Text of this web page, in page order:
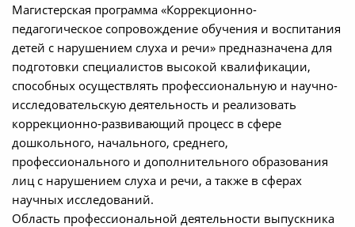
Магистерская программа «Коррекционно-
педагогическое сопровождение обучения и воспитания
детей с нарушением слуха и речи» предназначена для
подготовки специалистов высокой квалификации,
способных осуществлять профессиональную и научно-
исследовательскую деятельность и реализовать
коррекционно-развивающий процесс в сфере
дошкольного, начального, среднего,
профессионального и дополнительного образования
лиц с нарушением слуха и речи, а также в сферах
научных исследований.
Область профессиональной деятельности выпускника